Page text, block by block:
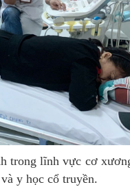
lĩnh vực cơ
y học cổ truyền.